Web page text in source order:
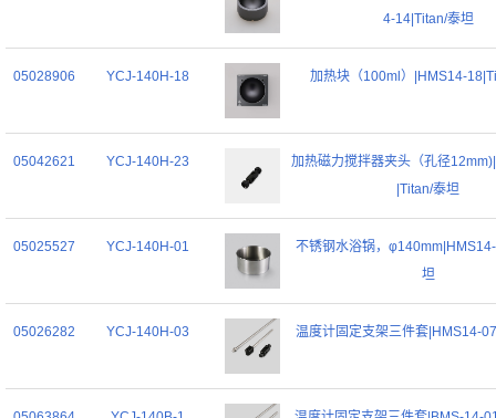
4-14|Titan/泰坦
05028906 YCJ-140H-18 加热块（100ml）|HMS14-
05042621 YCJ-140H-23
加热磁力搅拌器夹头（孔径
|Titan/泰坦
05025527 YCJ-140H-01
不锈钢水浴锅，
坦
05026282 YCJ-140H-03 温度计固定支架三件套|HMS14-